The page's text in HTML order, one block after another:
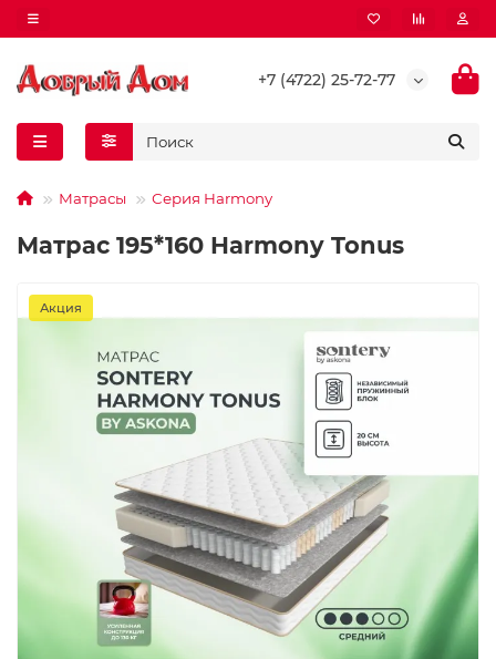
+7 (4722) 25-72-77
Матрасы Серия Harmony
Матрас 195*160 Harmony Tonus
Акция